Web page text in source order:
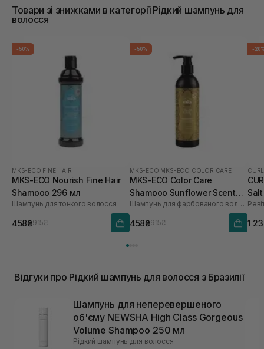
Товари зі знижками в категорії Рідкий шампунь для
волосся
-50%
MKS-ECO FINE HAIR
MKS-ECO Nourish Fine Hair
Shampoo 296 мл
Шампунь для тонкого волосся
458₴915₴
-50%
MKS-ECO MKS-ECO COLOR CARE
MKS-ECO Color Care
Shampoo Sunflower Scent
296 мл
Шампунь для фарбованого волосся
458₴915₴
-
1
Відгуки про Рідкий шампунь для волосся з Бразилії
Шампунь для неперевершеного
об'єму NEWSHA High Class Gorgeous
Volume Shampoo 250 мл
Рідкий шампунь для волосся